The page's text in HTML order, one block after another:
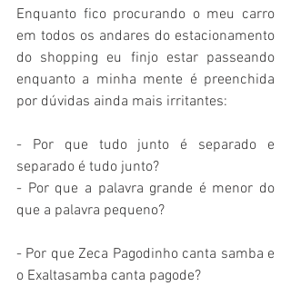
Enquanto fico procurando o meu carro
em todos os andares do estacionamento
do shopping eu finjo estar passeando
enquanto a minha mente é preenchida
por dúvidas ainda mais irritantes:
- Por que tudo junto é separado e
separado é tudo junto?
- Por que a palavra grande é menor do
que a palavra pequeno?
- Por que Zeca Pagodinho canta samba e
o Exaltasamba canta pagode?